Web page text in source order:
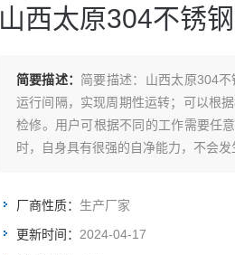
山西太原304不锈
简要描述： 简要描述：山西太原304
运行间隔，实现周期性运转；可以根
检修。用户可根据不同的工作需要任
时，自身具有很强的自净能力，不会
厂商性质： 生产厂家
更新时间： 2024-04-17